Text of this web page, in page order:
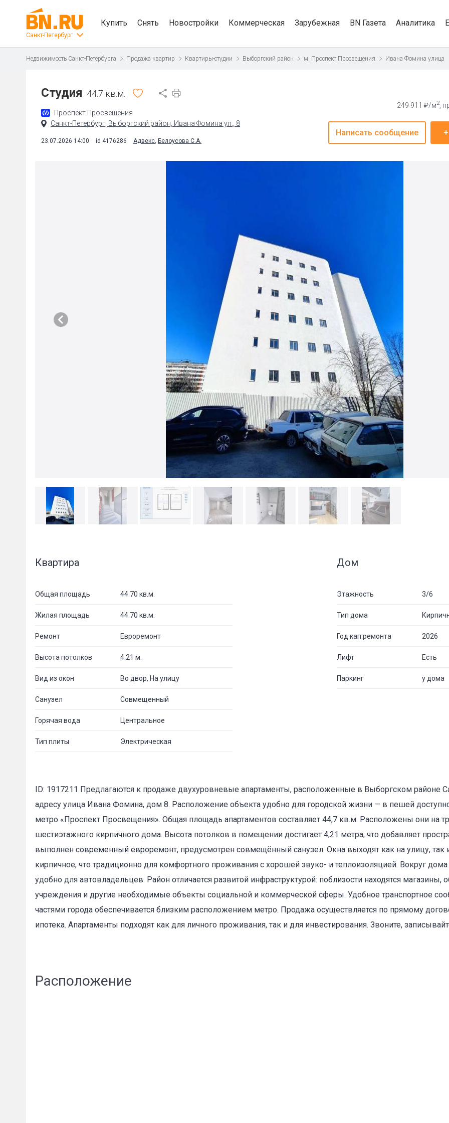
Санкт-Петербург
Купить Снять Новостройки Коммерческая Зарубежная BN Газета Аналитика
Недвижимость Санкт-Петербурга Продажа квартир Квартиры-студии Выборгский район м. Проспект Просвещения Ивана Фомина улица
Студия 44.7 кв.м.
Проспект Просвещения
Санкт-Петербург, Выборгский район, Ивана Фомина ул., 8
23.07.2026 14:00 id 4176286 Адвекс, Белоусова С.А.
249 911 ₽/м2,
Написать сообщение
Квартира
Общая площадь 44.70 кв.м.
Жилая площадь 44.70 кв.м.
Ремонт Евроремонт
Высота потолков 4.21 м.
Вид из окон Во двор, На улицу
Санузел Совмещенный
Горячая вода Центральное
Тип плиты Электрическая
Дом
Этажность 3/6
Тип дома
Год кап.ремонта 2026
Лифт Есть
Паркинг у дома
ID: 1917211 Предлагаются к продаже двухуровневые апартаменты, расположенные в Выборгском районе
адресу улица Ивана Фомина, дом 8. Расположение объекта удобно для городской жизни — в пешей
метро «Проспект Просвещения». Общая площадь апартаментов составляет 44,7 кв.м. Расположены они на
шестиэтажного кирпичного дома. Высота потолков в помещении достигает 4,21 метра, что добавляет
выполнен современный евроремонт, предусмотрен совмещённый санузел. Окна выходят как на улицу, так
кирпичное, что традиционно для комфортного проживания с хорошей звуко- и теплоизоляцией. Вокруг дома
удобно для автовладельцев. Район отличается развитой инфраструктурой: поблизости находятся магазины,
учреждения и другие необходимые объекты социальной и коммерческой сферы. Удобное транспортное
частями города обеспечивается близким расположением метро. Продажа осуществляется по прямому
ипотека. Апартаменты подходят как для личного проживания, так и для инвестирования. Звоните,
Расположение